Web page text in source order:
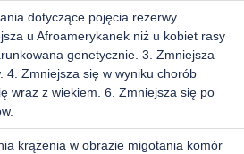
dotyczące pojęcia rezerwy
u Afroamerykanek niż u kobiet rasy
genetycznie. 3. Zmniejsza
4. Zmniejsza się w wyniku chorób
wraz z wiekiem. 6. Zmniejsza się po
krążenia w obrazie migotania komór